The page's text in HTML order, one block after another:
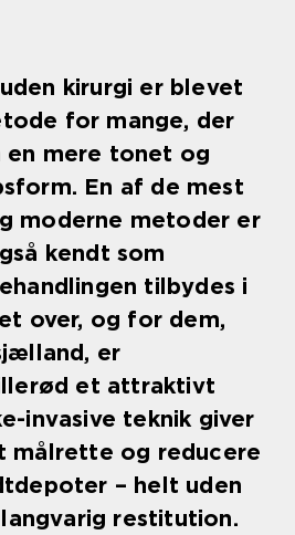
kirurgi er blevet
for mange, der
en mere tonet og
En af de mest
moderne metoder er
kendt som
tilbydes i
over, og for dem,
er
et attraktivt
invasive teknik giver
målrette og reducere
– helt uden
restitution.